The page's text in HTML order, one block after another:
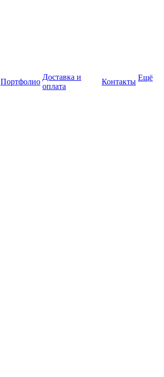
Портфолио
Доставка и
оплата
Контакты Ещё